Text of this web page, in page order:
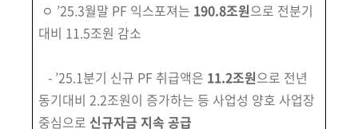
ㅇ ’25.3월말 PF 익스포져는 190.8조원으로 전분기
대비 11.5조원 감소
- ’25.1분기 신규 PF 취급액은 11.2조원으로 전년
동기대비 2.2조원이 증가하는 등 사업성 양호 사업장
중심으로 신규자금 지속 공급